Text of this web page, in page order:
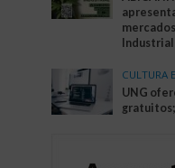
Industrial
CULTURA
UNG
gratuitos;